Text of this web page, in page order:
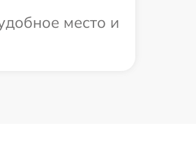
место и